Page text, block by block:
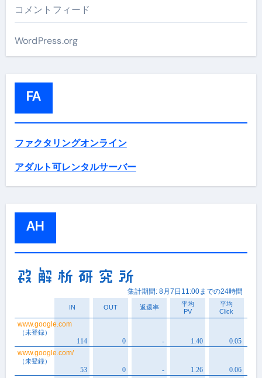
コメントフィード
WordPress.org
FA
ファクタリングオンライン
アダルト可レンタルサーバー
AH